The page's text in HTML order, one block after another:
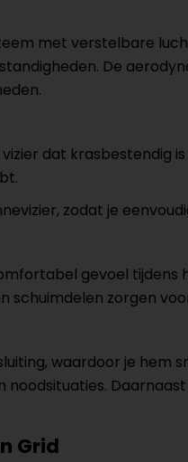
met verstelbare
De
dat
zodat je
gevoel
schuimdelen zorgen
waardoor je hem
Grid